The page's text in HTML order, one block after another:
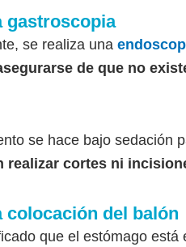
gastroscopia
se realiza una
de que no
se hace bajo sedación
realizar cortes ni
colocación del balón
que el estómago está